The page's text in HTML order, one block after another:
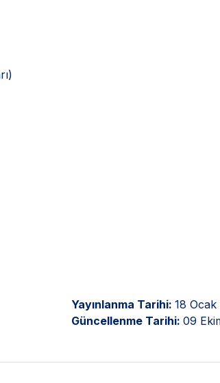
Yayınlanma Tarihi: 18 Ocak
Güncellenme Tarihi: 09